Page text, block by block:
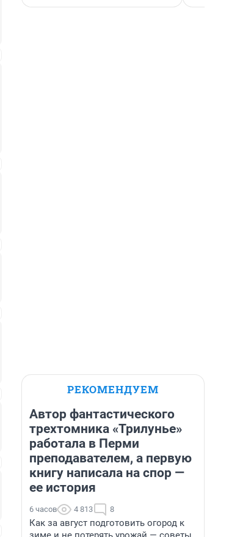
РЕКОМЕНДУЕМ
Автор фантастического
трехтомника «Трилунье»
работала в Перми
преподавателем, а первую
книгу написала на спор —
ее история
6 часов 4 813 8
Как за август подготовить огород к